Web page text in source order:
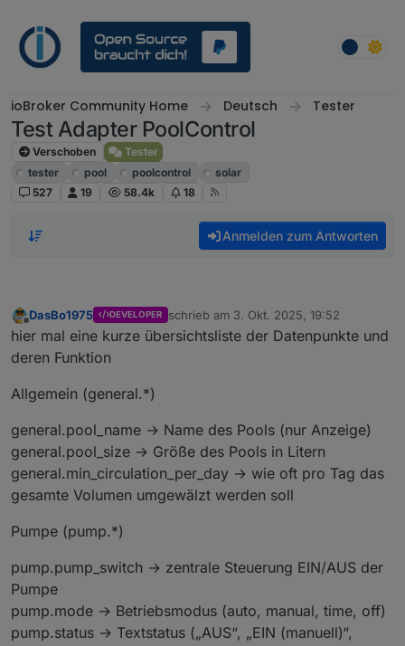
ioBroker Community Home Deutsch Tester
Test Adapter PoolControl
Verschoben
Tester
tester
pool poolcontrol
solar
527
19 58.4k 18
Anmelden zum Antworten
Offline
DasBo1975 DEVELOPER schrieb am 3. Okt. 2025, 19:52
zuletzt editiert von
hier mal eine kurze übersichtsliste der Datenpunkte und
deren Funktion
Allgemein (general.*)
general.pool_name → Name des Pools (nur Anzeige)
general.pool_size → Größe des Pools in Litern
general.min_circulation_per_day → wie oft pro Tag das
gesamte Volumen umgewälzt werden soll
Pumpe (pump.*)
pump.pump_switch → zentrale Steuerung EIN/AUS der
Pumpe
pump.mode → Betriebsmodus (auto, manual, time, off)
pump.status → Textstatus („AUS“, „EIN (manuell)“,